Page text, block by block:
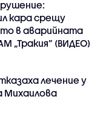
кара срещу
в аварийната
„Тракия” (ВИДЕО)
лечение у
Михаилова